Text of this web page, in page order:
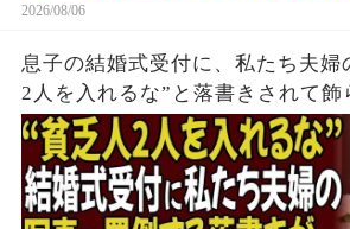
2026/08/06
息子の結婚式受付に、私たち夫婦
2人を入れるな”と落書きされて
「帰るか」私「はい」→無言で立
後、息子は全てを失う結末を迎え